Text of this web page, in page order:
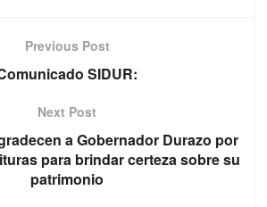
Previous Post
SIDUR:
Next Post
a Gobernador Durazo por
para brindar certeza sobre su
patrimonio